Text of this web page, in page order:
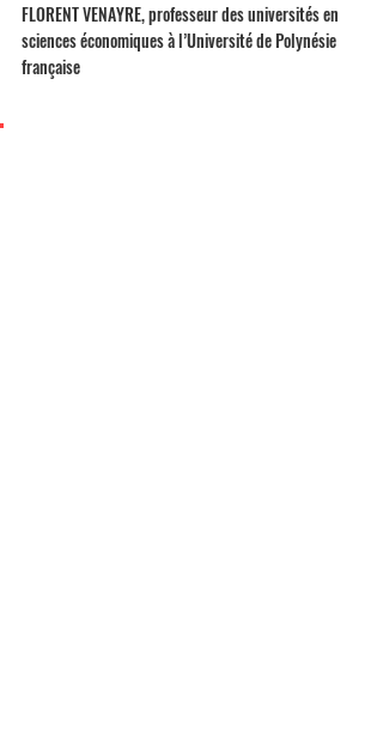
FLORENT VENAYRE, professeur des universités en
sciences économiques à l’Université de Polynésie
française